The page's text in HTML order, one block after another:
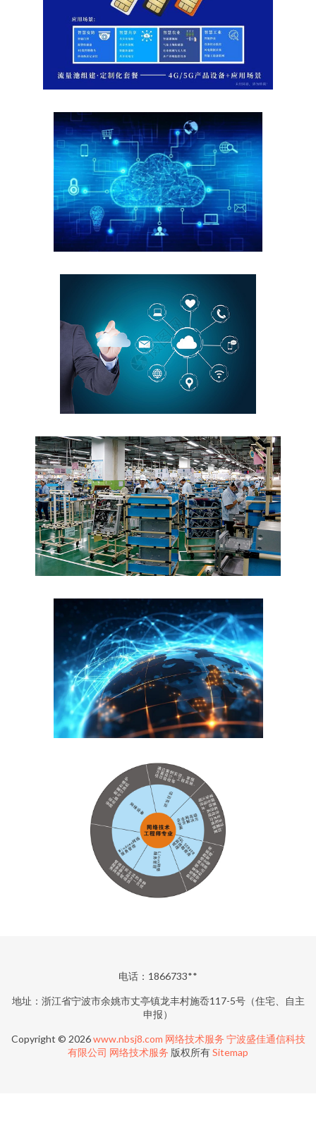
电话：1866733**
地址：浙江省宁波市余姚市丈亭镇龙丰村施岙117-5号（住宅、自主
申报）
Copyright © 2026www.nbsj8.com 网络技术服务 宁波盛佳通信科技
有限公司 网络技术服务 版权所有Sitemap